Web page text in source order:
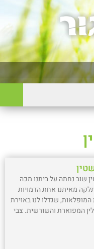
שוב נחתה על ביתנו מכה
מאיתנו אחת הדמויות
המופלאות, שגדלו לנו באוירת
המפוארת והשורשית. צבי